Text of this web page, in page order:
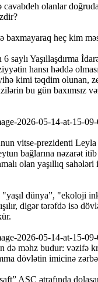
cavabdeh olanlar
baxmayaraq heç kim
saylı Yaşıllaşdırma
hansı həddə
kimi təqdim olunan,
bu gün baxımsız
vitse-prezidenti Leyla
bağlarına nəzarət
olan yaşıllıq
dünya”, "ekoloji
digər tərəfdə isə
də məhz budur: vəzifə
dövlətin imicinə
ASC ətrafında